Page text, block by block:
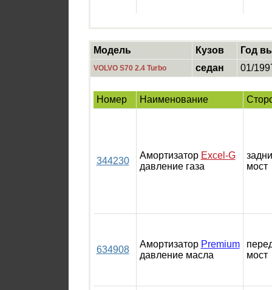
Модель Кузов Год
VOLVO S70 2.4 Turbo седан 01/
Номер Наименование
344230
Амортизатор Excel-G
давление газа
мост
634908
Амортизатор Premium
давление масла
мост